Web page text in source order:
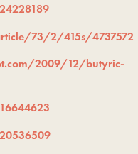
73/2/415s/4737572
2009/12/butyric-